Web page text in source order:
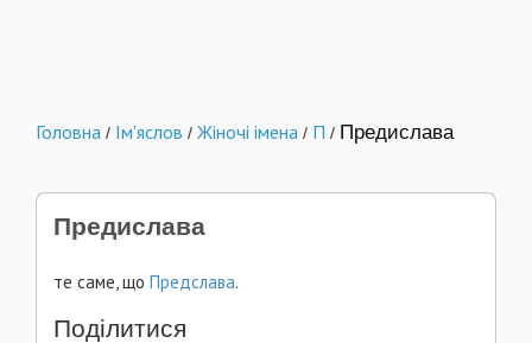
Головна / Ім'яслов / Жіночі імена / П / Предислава
Предислава
те саме, що Предслава.
Поділитися